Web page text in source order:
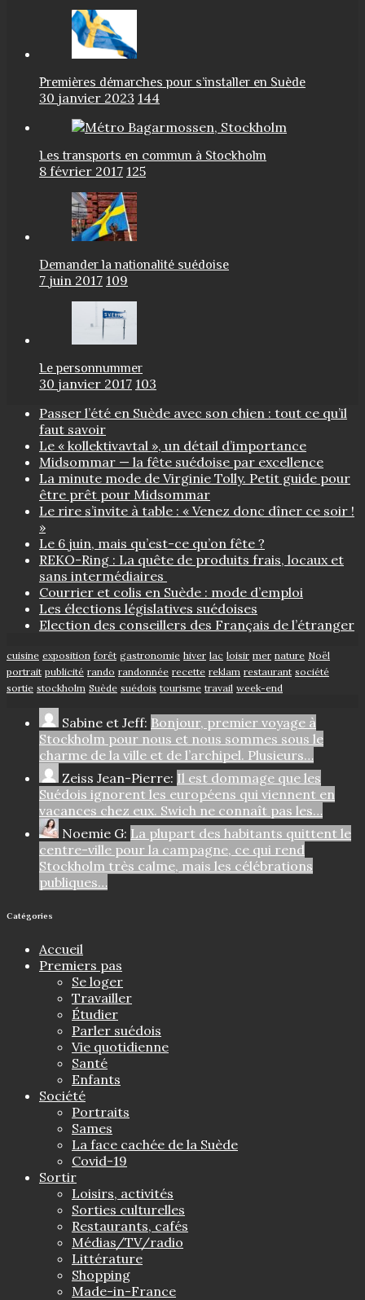
Premières démarches pour s’installer en Suède
30 janvier 2023 144
Les transports en commun à Stockholm
8 février 2017 125
Demander la nationalité suédoise
7 juin 2017 109
Le personnummer
30 janvier 2017 103
Passer l’été en Suède avec son chien : tout ce qu’il
faut savoir
Le « kollektivavtal », un détail d’importance
Midsommar — la fête suédoise par excellence
La minute mode de Virginie Tolly. Petit guide pour
être prêt pour Midsommar
Le rire s’invite à table : « Venez donc dîner ce soir !
»
Le 6 juin, mais qu’est-ce qu’on fête ?
REKO-Ring : La quête de produits frais, locaux et
sans intermédiaires
Courrier et colis en Suède : mode d’emploi
Les élections législatives suédoises
Election des conseillers des Français de l’étranger
cuisine exposition forêt gastronomie hiver lac loisir mer nature Noël
portrait publicité rando randonnée recette reklam restaurant société
sortie stockholm Suède suédois tourisme travail week-end
Sabine et Jeff: Bonjour, premier voyage à
Stockholm pour nous et nous sommes sous le
charme de la ville et de l’archipel. Plusieurs…
Zeiss Jean-Pierre: Il est dommage que les
Suédois ignorent les européens qui viennent en
vacances chez eux. Swich ne connaît pas les…
Noemie G: La plupart des habitants quittent le
centre-ville pour la campagne, ce qui rend
Stockholm très calme, mais les célébrations
publiques…
Catégories
Accueil
Premiers pas
Se loger
Travailler
Étudier
Parler suédois
Vie quotidienne
Santé
Enfants
Société
Portraits
Sames
La face cachée de la Suède
Covid-19
Sortir
Loisirs, activités
Sorties culturelles
Restaurants, cafés
Médias/TV/radio
Littérature
Shopping
Made-in-France